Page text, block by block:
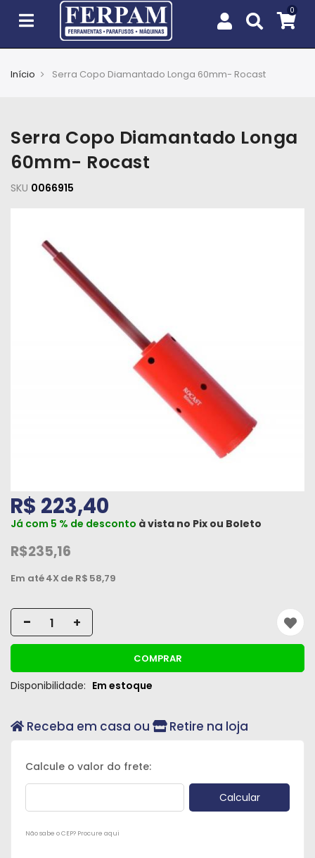
e
Jardim
EPIs
Cobertura
Ferramentas
Materiais
Hidráulicos
e
Pneumáticos
Tintas
Químicos
Peças
Acessórios
Mecânica
Início Serra Copo Diamantado Longa 60mm- Rocast
Serra Copo Diamantado Longa
60mm- Rocast
SKU 0066915
R$ 223,40
Já com 5 % de desconto à vista no Pix ou Boleto
R$235,16
Em até4X de R$ 58,79
- +
COMPRAR
Disponibilidade: Em estoque
Receba em casa ou Retire na loja
Não sabe o CEP? Procure aqui